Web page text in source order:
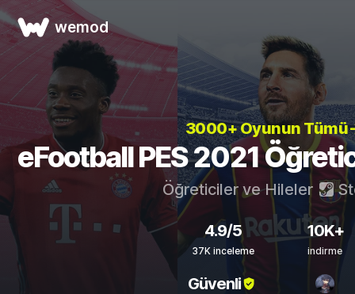
wemod
3000+ Oyunun
eFootball PES 2021
Öğreticiler ve Hileler
4.9/5
37K inceleme
10K+
indirme
Güvenli